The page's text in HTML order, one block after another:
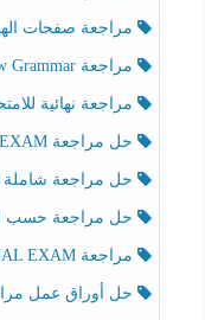
مراجعة صفحات الهيكل
مراجعة Review Grammar حسب الهيكل اللغة الإنجليزية الصف الخامس الفصل الثالث
مراجعة نهائية للامتحان
حل مراجعة FINAL EXAMاللغة الإنجليزية الصف الخامس الفصل الثالث
حل مراجعة شاملة
حل مراجعة حسب الهيكل
مراجعة FINAL EXAMاللغة الإنجليزية الصف الخامس الفصل الثالث
حل أوراق عمل مراجعة